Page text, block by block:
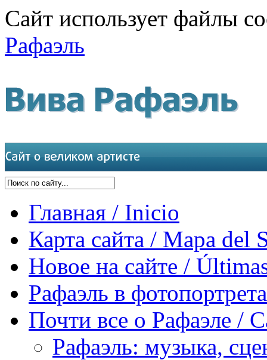
Сайт использует файлы
Рафаэль
Главная / Inicio
Карта сайта / Mapa del
Новое на сайте /
Рафаэль в
Почти все о Рафаэле /
Рафаэль: музыка,